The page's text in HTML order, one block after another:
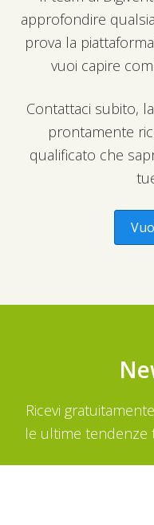
approfondire
prova la
vuoi capire
Contattaci subito,
prontamente
qualificato che
Ricevi
le ultime tendenze